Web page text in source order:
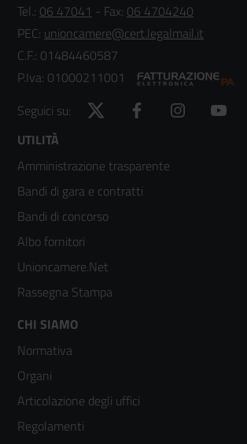
Tel.: 06 47041 - Fax: 06 4704240
PEC: unioncamere@cert.legalmail.it
C.F.: 01484460587
P.Iva: 01000211001
Seguici su:
Twitter Facebook Instagram
Footer
menù
colonna
2
UTILITÀ
Amministrazione trasparente
Bandi di gara e contratti
Bandi di concorso
Albo fornitori
Unioncamere.Net
Rassegna Stampa
Footer
menù
colonna
3
CHI SIAMO
Normativa
Organi
Articolazione degli uffici
Regolamenti